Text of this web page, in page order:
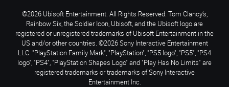
©2026 Ubisoft Entertainment. All Rights Reserved. Tom Clancy’s,
Rainbow Six, the Soldier Icon, Ubisoft, and the Ubisoft logo are
registered or unregistered trademarks of Ubisoft Entertainment in the
US and/or other countries. ©2026 Sony Interactive Entertainment
LLC. "PlayStation Family Mark", "PlayStation", "PS5 logo", "PS5", "PS4
logo", "PS4", "PlayStation Shapes Logo" and "Play Has No Limits" are
registered trademarks or trademarks of Sony Interactive
Entertainment Inc.